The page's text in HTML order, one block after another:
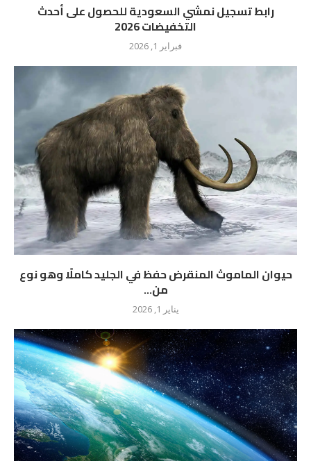
رابط تسجيل نمشي السعودية للحصول على أحدث
التخفيضات 2026
فبراير 1, 2026
حيوان الماموث المنقرض حفظ في الجليد كاملًا وهو نوع
من...
يناير 1, 2026